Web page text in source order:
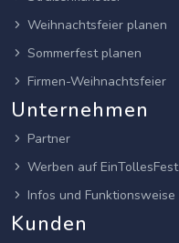
Weihnachtsfeier planen
Sommerfest planen
Firmen-Weihnachtsfeier
Unternehmen
Partner
Werben auf EinTollesFest
Infos und Funktionsweise
Kunden